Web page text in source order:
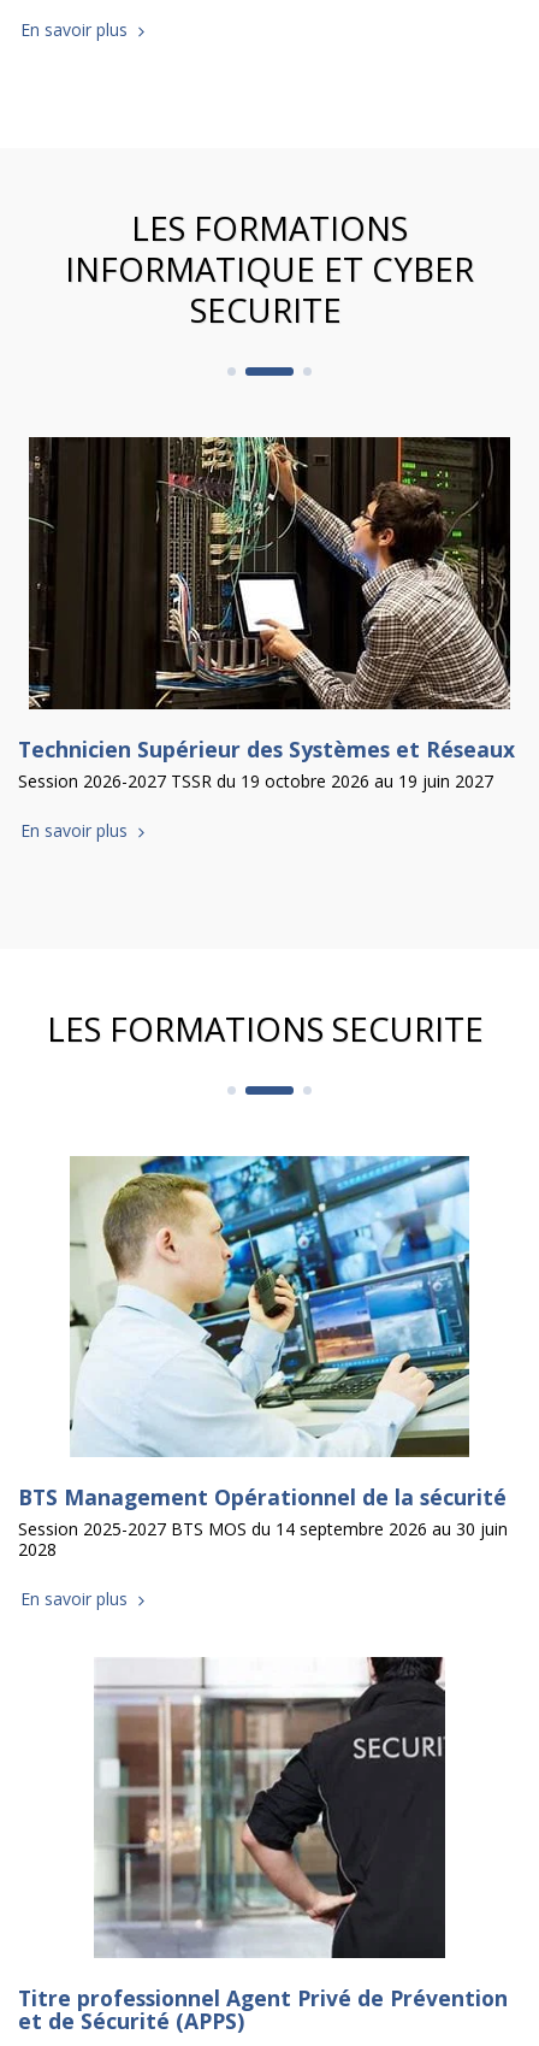
En savoir plus
LES FORMATIONS
INFORMATIQUE ET CYBER
SECURITE
Technicien Supérieur des Systèmes et Réseaux
Session 2026-2027 TSSR du 19 octobre 2026 au 19 juin 2027
En savoir plus
LES FORMATIONS SECURITE
BTS Management Opérationnel de la sécurité
Session 2025-2027 BTS MOS du 14 septembre 2026 au 30 juin
2028
En savoir plus
Titre professionnel Agent Privé de Prévention
et de Sécurité (APPS)